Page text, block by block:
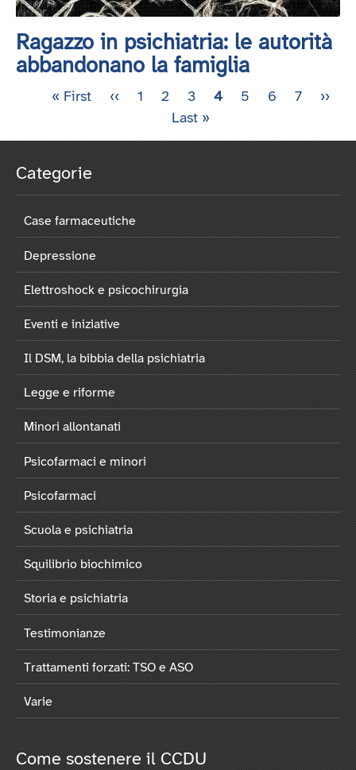
Ragazzo in psichiatria: le autorità
abbandonano la famiglia
Prima
« First
Pagina
precedente
‹‹ Pagina
1 Pagina
2 Pagina
3
Pagina
4 Pagina
5 Pagina
6 Pagina
7 ››
Last »
Categorie
Case farmaceutiche
Depressione
Elettroshock e psicochirurgia
Eventi e iniziative
Il DSM, la bibbia della psichiatria
Legge e riforme
Minori allontanati
Psicofarmaci e minori
Psicofarmaci
Scuola e psichiatria
Squilibrio biochimico
Storia e psichiatria
Testimonianze
Trattamenti forzati: TSO e ASO
Varie
Come sostenere il CCDU